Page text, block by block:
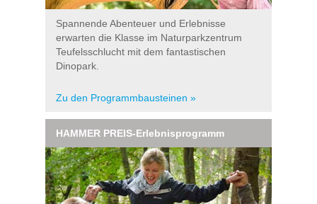
Spannende Abenteuer und Erlebnisse
erwarten die Klasse im Naturparkzentrum
Teufelsschlucht mit dem fantastischen
Dinopark.
Zu den Programmbausteinen »
HAMMER PREIS-Erlebnisprogramm